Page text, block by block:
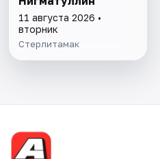
11 августа 2026 •
вторник
Стерлитамак